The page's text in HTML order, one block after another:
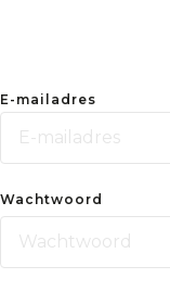
E-mailadres
Wachtwoord